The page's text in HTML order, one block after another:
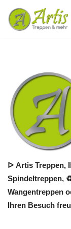
Zum
ᐅ Artis Treppen,
Spindeltreppen,
Wangentreppen
Ihren Besuch